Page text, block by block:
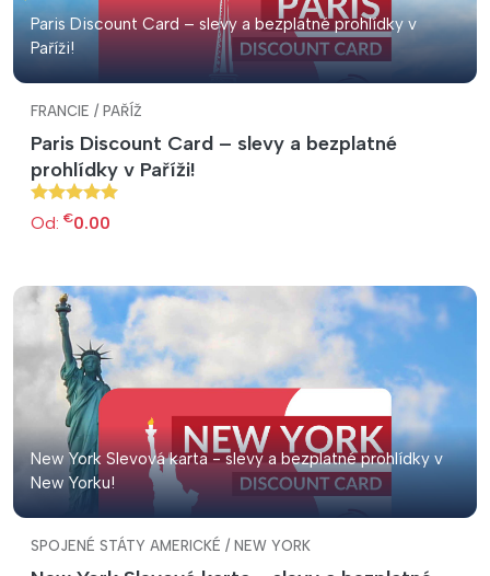
Paris Discount Card – slevy a bezplatné prohlídky v
Paříži!
FRANCIE / PAŘÍŽ
Paris Discount Card – slevy a bezplatné
prohlídky v Paříži!
Od: €0.00
New York Slevová karta - slevy a bezplatné prohlídky v
New Yorku!
SPOJENÉ STÁTY AMERICKÉ / NEW YORK